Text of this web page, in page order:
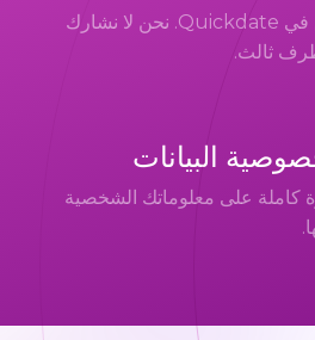
حسابك آمن في Quickdate. نحن لا نشارك
طرف ثالث.
كاملة على معلوماتك الشخصية